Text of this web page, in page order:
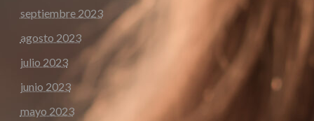
septiembre 2023
agosto 2023
julio 2023
junio 2023
mayo 2023